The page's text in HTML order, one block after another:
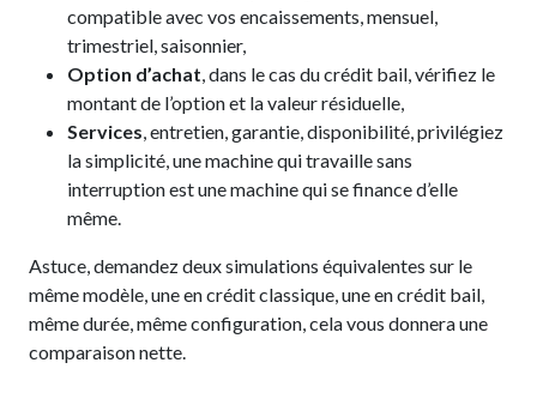
compatible avec vos encaissements, mensuel,
trimestriel, saisonnier,
Option d’achat, dans le cas du crédit bail, vérifiez le
montant de l’option et la valeur résiduelle,
Services, entretien, garantie, disponibilité, privilégiez
la simplicité, une machine qui travaille sans
interruption est une machine qui se finance d’elle
même.
Astuce, demandez deux simulations équivalentes sur le
même modèle, une en crédit classique, une en crédit bail,
même durée, même configuration, cela vous donnera une
comparaison nette.